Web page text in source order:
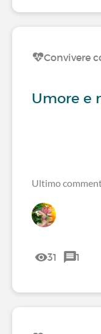
Convivere
Umore e
Ultimo
31 1